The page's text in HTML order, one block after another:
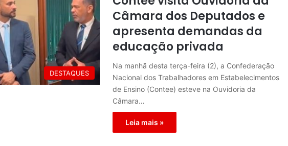
DESTAQUES
Câmara dos Deputados e
apresenta demandas da
educação privada
Na manhã desta terça-feira (2), a Confederação
Nacional dos Trabalhadores em Estabelecimentos
de Ensino (Contee) esteve na Ouvidoria da
Câmara…
Leia mais »